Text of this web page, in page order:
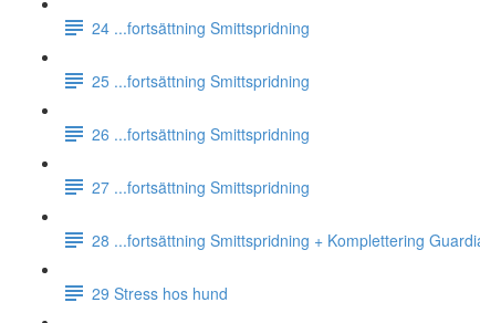
24 ...fortsättning Smittspridning
25 ...fortsättning Smittspridning
26 ...fortsättning Smittspridning
27 ...fortsättning Smittspridning
28 ...fortsättning Smittspridning + Komplettering
29 Stress hos hund